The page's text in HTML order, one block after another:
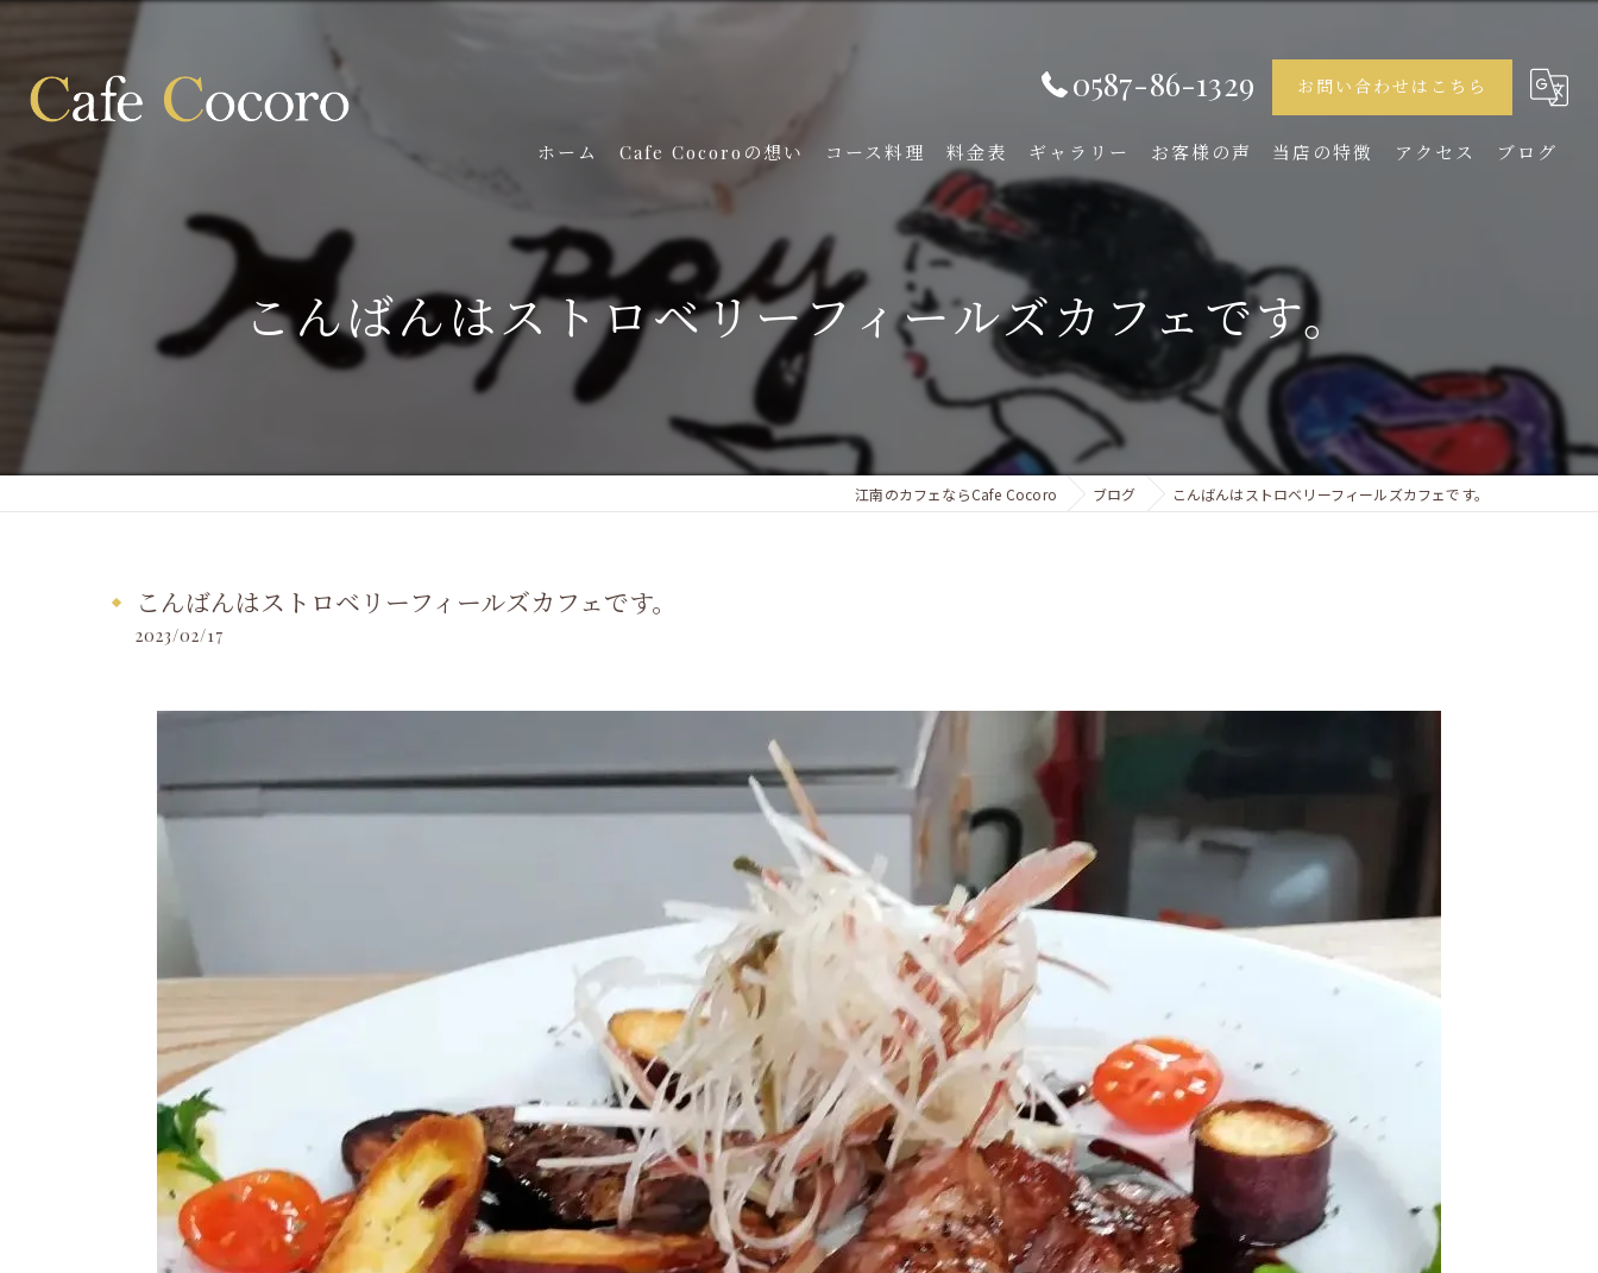
0587-86-1329 お問い合わせはこちら
ホーム Cafe Cocoroの想い コース料理 料金表 ギャラリー お客様の声 当店の特徴
ディナー
デザート
イタリアン
アクセス ブログ
こんばんはストロベリーフィールズカフェです。
江南のカフェならCafe Cocoro ブログ こんばんはストロベリーフィールズカフェです。
こんばんはストロベリーフィールズカフェです。
2023/02/17